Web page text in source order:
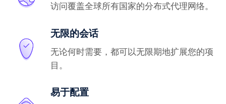
访问覆盖全球所有国家的分布式代理网络。
无限的会话
无论何时需要，都可以无限期地扩展您的项
目。
易于配置